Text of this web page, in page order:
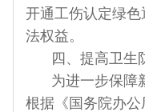
开通工伤认定绿
法权益。
四、提高卫生
为进一步保障
根据《国务院办